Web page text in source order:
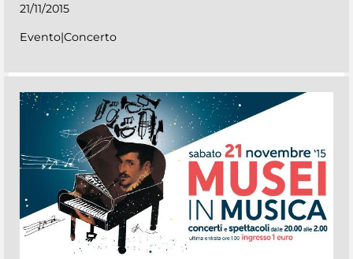
21/11/2015
Evento|Concerto